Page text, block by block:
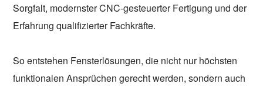
Sorgfalt, modernster CNC-gesteuerter Fertigung und der
Erfahrung qualifizierter Fachkräfte.
So entstehen Fensterlösungen, die nicht nur höchsten
funktionalen Ansprüchen gerecht werden, sondern auch